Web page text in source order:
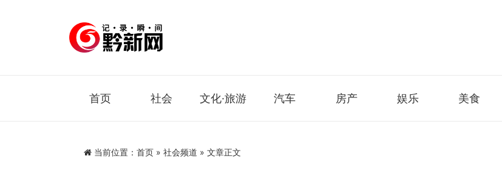
首页 社会 文化·旅游 汽车 房产 娱乐 美食
当前位置： 首页 » 社会频道 » 文章正文